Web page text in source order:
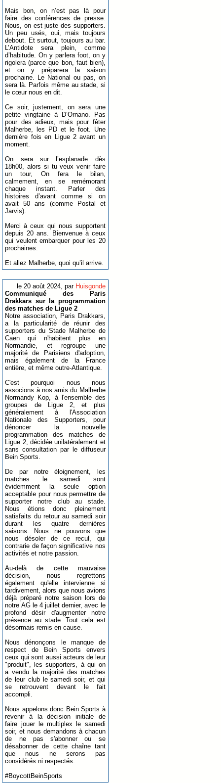
Mais bon, on n’est pas là pour
faire des conférences de presse.
Nous, on est juste des supporters.
Un peu usés, oui, mais toujours
debout. Et surtout, toujours au bar.
L’Antidote sera plein, comme
d’habitude. On y parlera foot, on y
rigolera (parce que bon, faut bien),
et on y préparera la saison
prochaine. Le National ou pas, on
sera là. Parfois même au stade, si
le cœur nous en dit.
Ce soir, justement, on sera une
petite vingtaine à D’Ornano. Pas
pour des adieux, mais pour fêter
Malherbe, les PD et le foot. Une
dernière fois en Ligue 2 avant un
moment.
On sera sur l’esplanade dès
18h00, alors si tu veux venir faire
un tour, On fera le bilan,
calmement, en se remémorant
chaque instant. Parler des
histoires d’avant comme si on
avait 50 ans (comme Postal et
Jarvis).
Merci à ceux qui nous supportent
depuis 20 ans. Bienvenue à ceux
qui veulent embarquer pour les 20
prochaines.
Et allez Malherbe, quoi qu’il arrive.
le 20 août 2024, par Huisgonde
Communiqué des Paris
Drakkars sur la programmation
des matches de Ligue 2
Notre association, Paris Drakkars,
a la particularité de réunir des
supporters du Stade Malherbe de
Caen qui n'habitent plus en
Normandie, et regroupe une
majorité de Parisiens d'adoption,
mais également de la France
entière, et même outre-Atlantique.
C'est pourquoi nous nous
associons à nos amis du Malherbe
Normandy Kop, à l'ensemble des
groupes de Ligue 2, et plus
généralement à l'Association
Nationale des Supporters, pour
dénoncer la nouvelle
programmation des matches de
Ligue 2, décidée unilatéralement et
sans consultation par le diffuseur
Bein Sports.
De par notre éloignement, les
matches le samedi sont
évidemment la seule option
acceptable pour nous permettre de
supporter notre club au stade.
Nous étions donc pleinement
satisfaits du retour au samedi soir
durant les quatre dernières
saisons. Nous ne pouvons que
nous désoler de ce recul, qui
contrarie de façon significative nos
activités et notre passion.
Au-delà de cette mauvaise
décision, nous regrettons
également qu'elle intervienne si
tardivement, alors que nous avions
déjà préparé notre saison lors de
notre AG le 4 juillet dernier, avec le
profond désir d'augmenter notre
présence au stade. Tout cela est
désormais remis en cause.
Nous dénonçons le manque de
respect de Bein Sports envers
ceux qui sont aussi acteurs de leur
"produit", les supporters, à qui on
a vendu la majorité des matches
de leur club le samedi soir, et qui
se retrouvent devant le fait
accompli.
Nous appelons donc Bein Sports à
revenir à la décision initiale de
faire jouer le multiplex le samedi
soir, et nous demandons à chacun
de ne pas s'abonner ou se
désabonner de cette chaîne tant
que nous ne serons pas
considérés ni respectés.
#BoycottBeinSports